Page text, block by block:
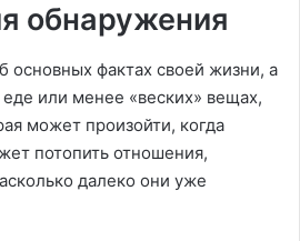
обнаружения
основных фактах своей жизни, а
или менее «веских» вещах,
может произойти, когда
потопить отношения,
далеко они уже